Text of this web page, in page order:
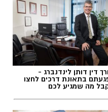
דין דותן לינדנברג -
בתאונת דרכים לחצו
מה שמגיע לכם